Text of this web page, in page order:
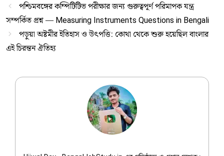
পশ্চিমবঙ্গের কম্পিটিটিভ পরীক্ষার জন্য গুরুত্বপূর্ণ পরিমাপক যন্ত্র
সম্পর্কিত প্রশ্ন — Measuring Instruments Questions in Bengali
পড়ুয়া অষ্টমীর ইতিহাস ও উৎপত্তি: কোথা থেকে শুরু হয়েছিল বাংলার
এই চিরন্তন ঐতিহ্য